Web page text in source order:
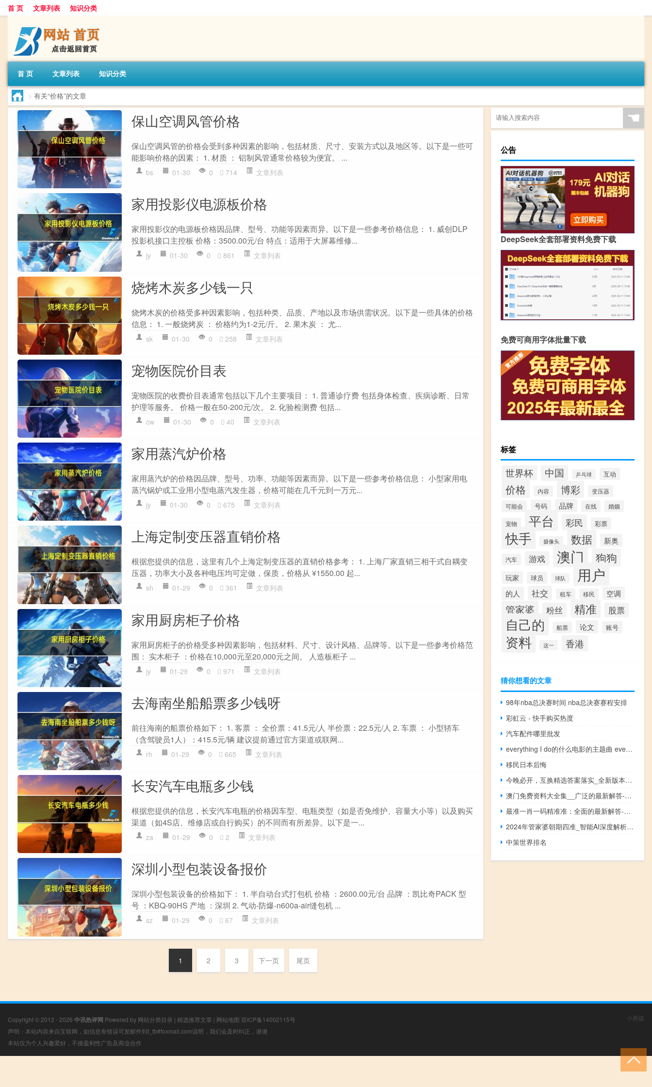
首 页 文章列表 知识分类
首 页 文章列表 知识分类
> 有关“价格”的文章
保山空调风管价格
保山空调风管的价格会受到多种因素的影响，包括材质、尺寸、安装方式以及地区等。以下是一些可
能影响价格的因素： 1. 材质 ： 铝制风管通常价格较为便宜。 ...
bs 01-30 0 714 文章列表
家用投影仪电源板价格
家用投影仪的电源板价格因品牌、型号、功能等因素而异。以下是一些参考价格信息： 1. 威创DLP
投影机接口主控板 价格：3500.00元/台 特点：适用于大屏幕维修...
jy 01-30 0 861 文章列表
烧烤木炭多少钱一只
烧烤木炭的价格受多种因素影响，包括种类、品质、产地以及市场供需状况。以下是一些具体的价格
信息： 1. 一般烧烤炭 ： 价格约为1-2元/斤。 2. 果木炭 ： 尤...
sk 01-30 0 258 文章列表
宠物医院价目表
宠物医院的收费价目表通常包括以下几个主要项目： 1. 普通诊疗费 包括身体检查、疾病诊断、日常
护理等服务。 价格一般在50-200元/次。 2. 化验检测费 包括...
cw 01-30 0 40 文章列表
家用蒸汽炉价格
家用蒸汽炉的价格因品牌、型号、功率、功能等因素而异。以下是一些参考价格信息： 小型家用电
蒸汽锅炉或工业用小型电蒸汽发生器，价格可能在几千元到一万元...
jy 01-30 0 675 文章列表
上海定制变压器直销价格
根据您提供的信息，这里有几个上海定制变压器的直销价格参考： 1. 上海厂家直销三相干式自耦变
压器，功率大小及各种电压均可定做，保质，价格从 ¥1550.00 起...
sh 01-29 0 361 文章列表
家用厨房柜子价格
家用厨房柜子的价格受多种因素影响，包括材料、尺寸、设计风格、品牌等。以下是一些参考价格范
围： 实木柜子 ：价格在10,000元至20,000元之间。 人造板柜子 ...
jy 01-29 0 971 文章列表
去海南坐船船票多少钱呀
前往海南的船票价格如下： 1. 客票 ： 全价票：41.5元/人 半价票：22.5元/人 2. 车票 ： 小型轿车
（含驾驶员1人）：415.5元/辆 建议提前通过官方渠道或联网...
rh 01-29 0 665 文章列表
长安汽车电瓶多少钱
根据您提供的信息，长安汽车电瓶的价格因车型、电瓶类型（如是否免维护、容量大小等）以及购买
渠道（如4S店、维修店或自行购买）的不同而有所差异。以下是一...
za 01-29 0 2 文章列表
深圳小型包装设备报价
深圳小型包装设备的价格如下： 1. 半自动台式打包机 价格 ：2600.00元/台 品牌 ：凯比奇PACK 型
号 ：KBQ-90HS 产地 ：深圳 2. 气动-防爆-n600a-air缝包机 ...
sz 01-29 0 67 文章列表
1 2 3 下一页 尾页
☚
公告
DeepSeek全套部署资料免费下载
免费可商用字体批量下载
标签
世界杯 中国 乒乓球 互动
价格 内容 博彩
变压器
可能会
号码 品牌 在线
婚姻
宠物
平台 彩民 彩票
快手 摄像头 数据 新奥
汽车 游戏 澳门 狗狗
玩家 球员 球队 用户
的人 社交 租车 移民 空调
管家婆 粉丝 精准 股票
自己的 船票 论文 账号
资料 这一 香港
猜你想看的文章
98年nba总决赛时间 nba总决赛赛程安排
彩虹云 - 快手购买热度
汽车配件哪里批发
everything I do的什么电影的主题曲 everythingido
移民日本后悔
今晚必开，互换精选答案落实_全新版本154.388
澳门免费资料大全集__广泛的最新解答-3174.WIN.184
最准一肖一码精准准：全面的最新解答-1214.3D.A63
2024年管家婆朝期四准_智能AI深度解析_AI助手版g12.64.1354
中策世界排名
Copyright © 2012 - 2026 中讯热评网 Powered by 网站分类目录 | 精选推荐文章 | 网站地图 琼ICP备14002115号
声明：本站内容来自互联网，如信息有错误可发邮件到f_fb#foxmail.com说明，我们会及时纠正，谢谢
本站仅为个人兴趣爱好，不接盈利性广告及商业合作
小男孩